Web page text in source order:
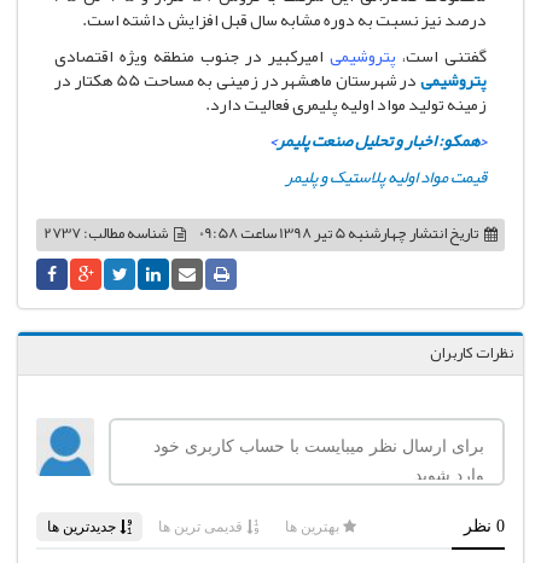
درصد نیز نسبت به دوره مشابه سال قبل افزایش داشته است.
گفتنی است، پتروشیمی امیرکبیر در جنوب منطقه ویژه اقتصادی
پتروشیمی در شهرستان ماهشهر در زمینی به مساحت 55 هکتار در
زمینه تولید مواد اولیه پلیمری فعالیت دارد.
<همکو: اخبار و تحلیل صنعت پلیمر>
قیمت مواد اولیه پلاستیک و پلیمر
شناسه مطالب: 2737 تاریخ انتشارچهارشنبه 5 تیر 1398 ساعت 09:58
نظرات کاربران